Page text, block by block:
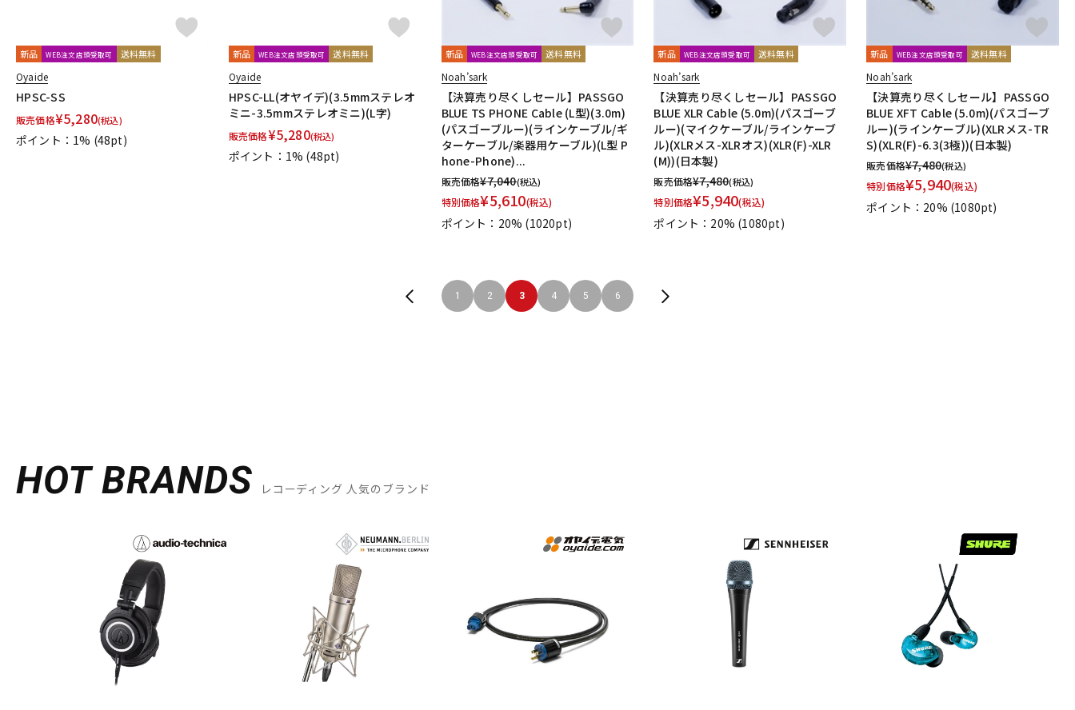
新品 WEB注文店頭受取可 送料無料
Oyaide
HPSC-SS
販売価格¥5,280(税込)
ポイント：1% (48pt)
新品 WEB注文店頭受取可 送料無料
Oyaide
HPSC-LL(オヤイデ)(3.5mmステレオ
ミニ-3.5mmステレオミニ)(L字)
販売価格¥5,280(税込)
ポイント：1% (48pt)
新品 WEB注文店頭受取可 送料無料
Noah’sark
【決算売り尽くしセール】PASSGO
BLUE TS PHONE Cable (L型)(3.0m)
(パスゴーブルー)(ラインケーブル/ギ
ターケーブル/楽器用ケーブル)(L型 P
hone-Phone)...
販売価格¥7,040(税込)
特別価格¥5,610(税込)
ポイント：20% (1020pt)
新品 WEB注文店頭受取可 送料無料
Noah’sark
【決算売り尽くしセール】PASSGO
BLUE XLR Cable (5.0m)(パスゴーブ
ルー)(マイクケーブル/ラインケーブ
ル)(XLRメス-XLRオス)(XLR(F)-XLR
(M))(日本製)
販売価格¥7,480(税込)
特別価格¥5,940(税込)
ポイント：20% (1080pt)
新品 WEB注文店頭受取可 送料無料
Noah’sark
【決算売り尽くしセール】PASSGO
BLUE XFT Cable (5.0m)(パスゴーブ
ルー)(ラインケーブル)(XLRメス-TR
S)(XLR(F)-6.3(3極))(日本製)
販売価格¥7,480(税込)
特別価格¥5,940(税込)
ポイント：20% (1080pt)
1 2 3 4 5 6
HOT BRANDS レコーディング 人気のブランド